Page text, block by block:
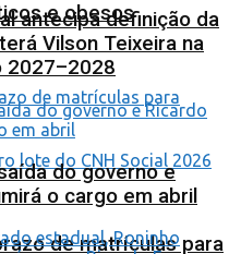
e obesos
de matrículas para
antecipa definição da
Vilson Teixeira na
2027–2028
do governo e
o cargo em abril